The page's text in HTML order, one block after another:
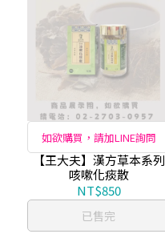
如欲購買，請加LINE詢問
【王大夫】漢方草本系列
咳嗽化痰散
NT$850
已售完